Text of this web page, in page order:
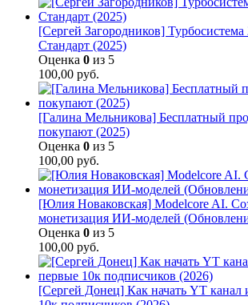
[Сергей Загородников]
Стандарт (2025)
Оценка 0 из 5
100,00 руб.
[Галина Мельникова] Бесплатный
покупают (2025)
Оценка 0 из 5
100,00 руб.
[Юлия Новаковская] Modelcore AI.
монетизация ИИ-моделей
Оценка 0 из 5
100,00 руб.
[Сергей Донец] Как начать YT канал